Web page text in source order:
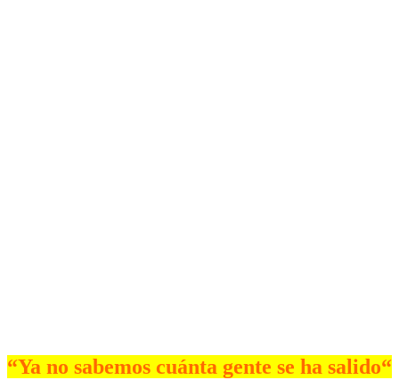
“Ya no sabemos cuánta gente se ha salido“